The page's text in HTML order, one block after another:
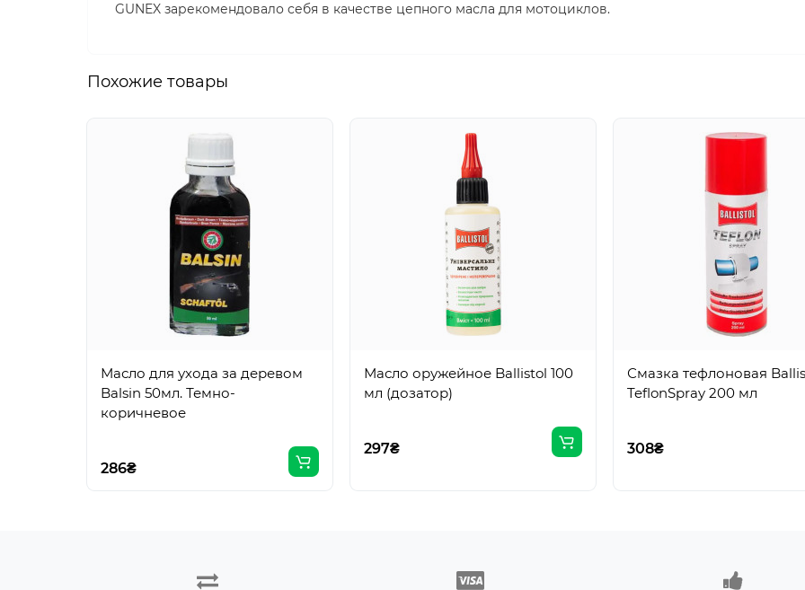
GUNEX зарекомендовало себя в качестве цепного масла для мотоциклов.
Похожие товары
Масло для ухода за деревом
Balsin 50мл. Темно-
коричневое
286₴
Масло оружейное Ballistol 100
мл (дозатор)
297₴
Смазка тефлоновая
TeflonSpray 200 мл
308₴